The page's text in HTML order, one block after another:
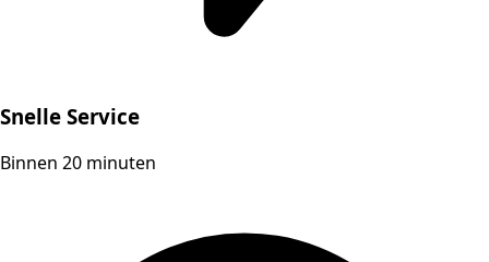
Snelle Service
Binnen 20 minuten